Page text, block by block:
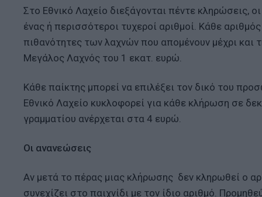
Στο Εθνικό Λαχείο διεξάγονται πέντε κληρώσεις,
ένας ή περισσότεροι τυχεροί αριθμοί. Κάθε
πιθανότητες των λαχνών που απομένουν μέχρι και
Μεγάλος Λαχνός του 1 εκατ. ευρώ.
Κάθε παίκτης μπορεί να επιλέξει τον δικό του
Εθνικό Λαχείο κυκλοφορεί για κάθε κλήρωση σε
γραμματίου ανέρχεται στα 4 ευρώ.
Οι ανανεώσεις
Αν μετά το πέρας μιας κλήρωσης δεν κληρωθεί ο
συνεχίζει στο παιχνίδι με τον ίδιο αριθμό.